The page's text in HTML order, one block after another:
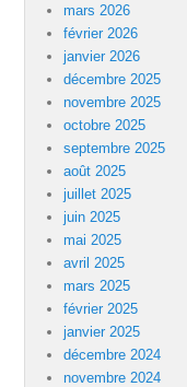
mars 2026
février 2026
janvier 2026
décembre 2025
novembre 2025
octobre 2025
septembre 2025
août 2025
juillet 2025
juin 2025
mai 2025
avril 2025
mars 2025
février 2025
janvier 2025
décembre 2024
novembre 2024